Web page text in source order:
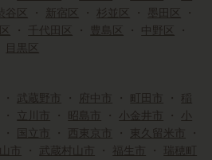
渋谷区 ・ 新宿区 ・ 杉並区 ・ 墨田区
・
・ 千代田区 ・ 豊島区 ・ 中野区
・
目黒区
・ 武蔵野市 ・ 府中市 ・ 町田市 ・
稲
・ 立川市 ・ 昭島市 ・ 小金井市 ・ 小
・ 国立市 ・ 西東京市 ・ 東久留米市
・
市 ・ 武蔵村山市 ・ 福生市 ・
瑞穂町